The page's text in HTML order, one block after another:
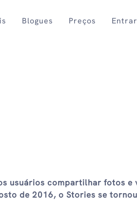
Blogues Preços Entrar
usuários compartilhar fotos e
de 2016, o Stories se